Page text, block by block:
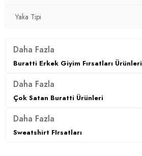
Kalıp Bilgisi:
cm / Beden : XL
Yetişkin
3DY1CF26S1210000.12
Yaka Tipi
Daha Fazla
Buratti Erkek Giyim Fırsatları Ürünleri
Daha Fazla
Çok Satan Buratti Ürünleri
Daha Fazla
Sweatshirt FIrsatları